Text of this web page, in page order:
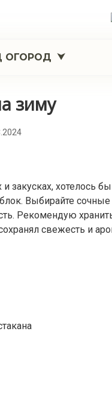
ОГОРОД
зиму
и закусках, хотелось
Выбирайте
Рекомендую
свежесть и